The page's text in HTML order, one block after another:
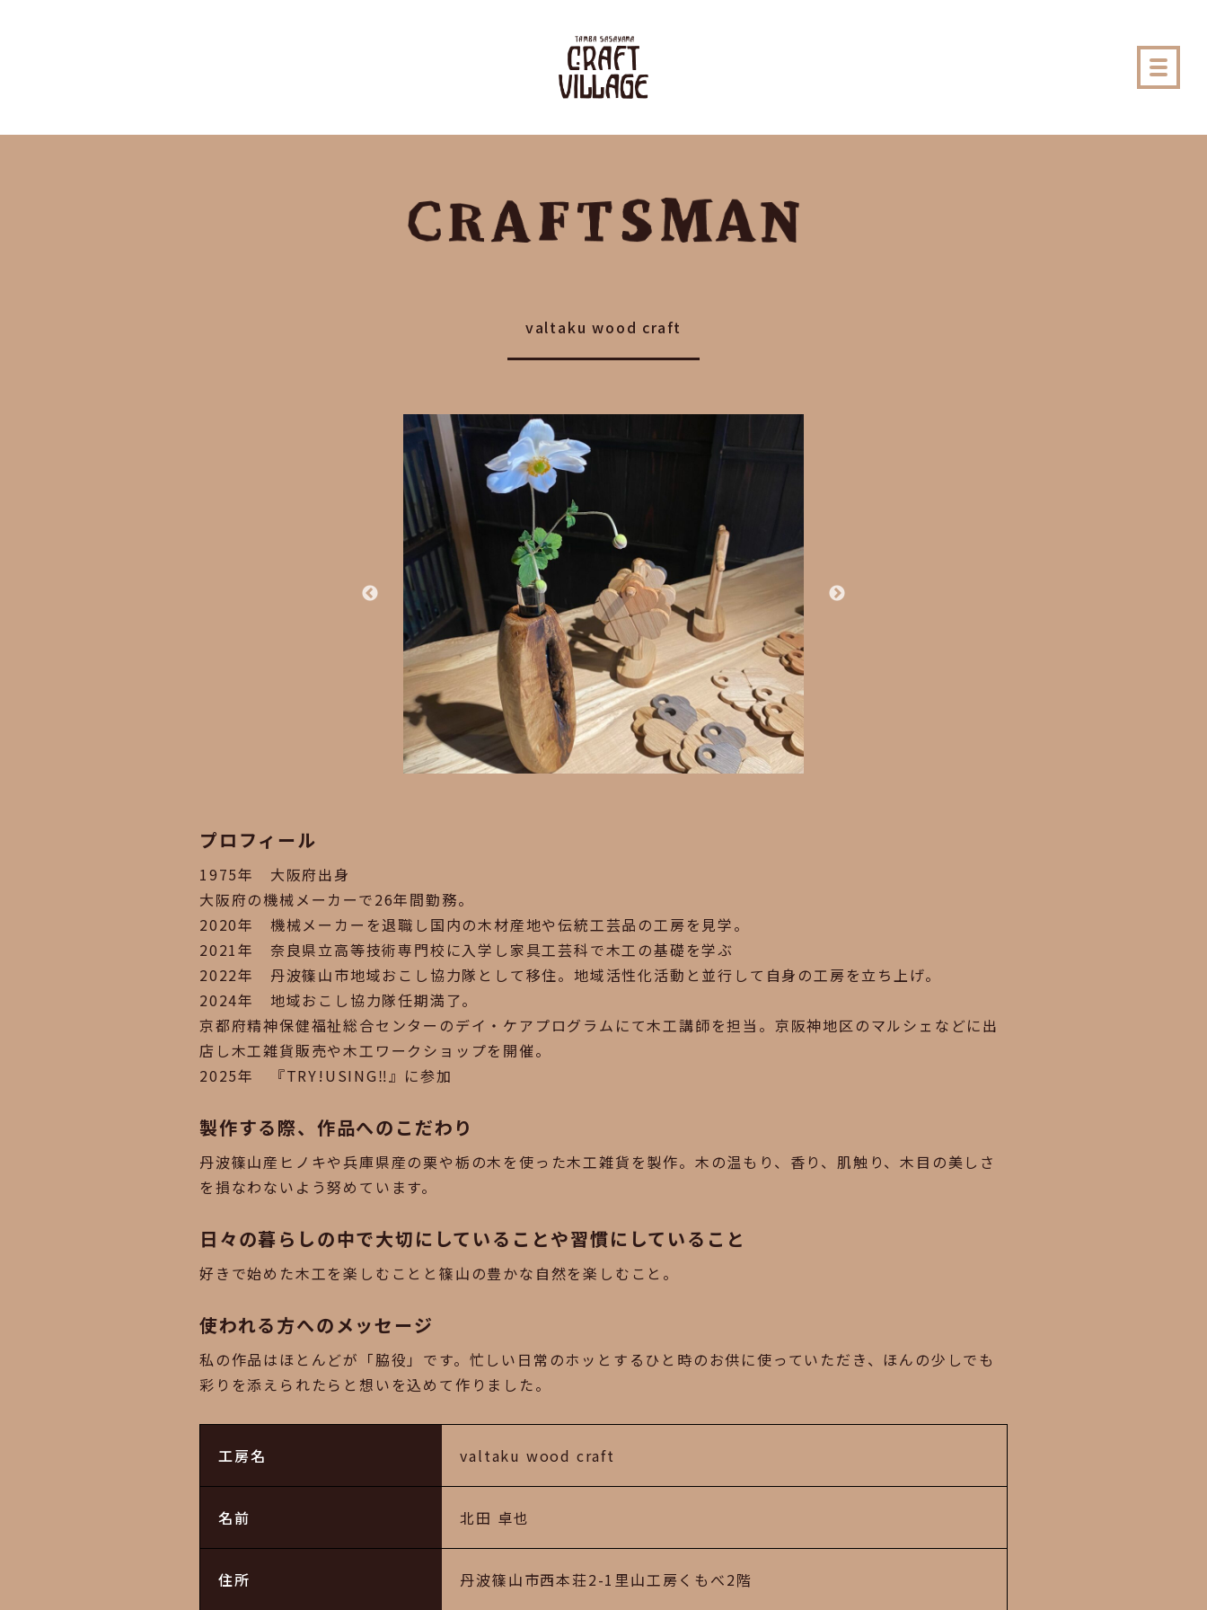
valtaku wood craft
プロフィール
1975年 大阪府出身
大阪府の機械メーカーで26年間勤務。
2020年 機械メーカーを退職し国内の木材産地や伝統工芸品の工房を見学。
2021年 奈良県立高等技術専門校に入学し家具工芸科で木工の基礎を学ぶ
2022年 丹波篠山市地域おこし協力隊として移住。地域活性化活動と並行して自身の工房を立ち上げ。
2024年 地域おこし協力隊任期満了。
京都府精神保健福祉総合センターのデイ・ケアプログラムにて木工講師を担当。京阪神地区のマルシェなどに出
店し木工雑貨販売や木工ワークショップを開催。
2025年 『TRY!USING‼︎』に参加
製作する際、作品へのこだわり
丹波篠山産ヒノキや兵庫県産の栗や栃の木を使った木工雑貨を製作。木の温もり、香り、肌触り、木目の美しさ
を損なわないよう努めています。
日々の暮らしの中で大切にしていることや習慣にしていること
好きで始めた木工を楽しむことと篠山の豊かな自然を楽しむこと。
使われる方へのメッセージ
私の作品はほとんどが「脇役」です。忙しい日常のホッとするひと時のお供に使っていただき、ほんの少しでも
彩りを添えられたらと想いを込めて作りました。
工房名 valtaku wood craft
名前 北田 卓也
住所 丹波篠山市西本荘2-1里山工房くもべ2階